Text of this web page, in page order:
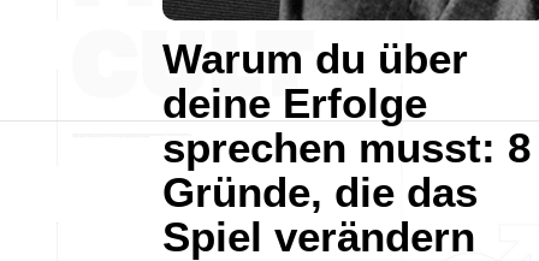
Warum du über
deine Erfolge
sprechen musst: 8
Gründe, die das
Spiel verändern